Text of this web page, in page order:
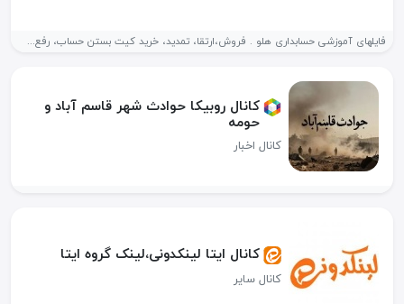
فایلهای آموزشی حسابداری هلو . فروش،ارتقا، تمدید، خرید کیت بستن حساب، رفع...
کانال روبیکا حوادث شهر قاسم آباد و
حومه
کانال اخبار
کانال ایتا لینکدونی،لینک گروه ایتا
کانال سایر